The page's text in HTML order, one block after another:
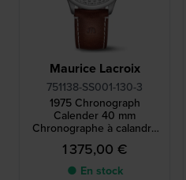
Maurice Lacroix
751138-SS001-130-3
1975 Chronograph
Calender 40 mm
Chronographe à calandre
en édition limitée de
fabrication suisse
1 375,00 €
● En stock